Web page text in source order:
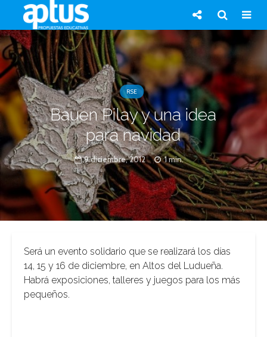
RSE
Bauen Pilay y una idea
para navidad
9 diciembre, 2012 1 min.
Será un evento solidario que se realizará los días
14, 15 y 16 de diciembre, en Altos del Ludueña.
Habrá exposiciones, talleres y juegos para los más
pequeños.